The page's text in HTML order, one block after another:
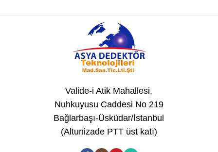
Valide-i Atik Mahallesi,
Nuhkuyusu Caddesi No 219
Bağlarbaşı-Üsküdar/İstanbul
(Altunizade PTT üst katı)